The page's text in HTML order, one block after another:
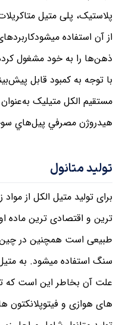
پلاستیک، پلی متیل
از آن استفاده
ذهن‌ها را به خود مشغول
با توجه به كمبود قابل
مستقيم الکل متیلیک
هيدروژن مصرفي پيل‌هاي
تولید متانول
برای تولید متیل الکل از
ترین و اقتصادی ترین ماده
طبیعی است همچنین در چین
سنگ استفاده میشود. به
علت آن بخاطر این است که
های هوازی و فیتوپلانکتون